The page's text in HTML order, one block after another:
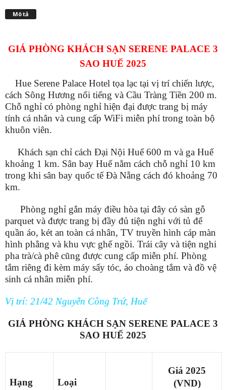
Mô tả
GIÁ PHÒNG KHÁCH SẠN SERENE PALACE 3
SAO HUẾ 2025
Hue Serene Palace Hotel tọa lạc tại vị trí chiến lược,
cách Sông Hương nổi tiếng và Cầu Tràng Tiền 200 m.
Chỗ nghỉ có phòng nghỉ hiện đại được trang bị máy
tính cá nhân và cung cấp WiFi miễn phí trong toàn bộ
khuôn viên.
Khách sạn chỉ cách Đại Nội Huế 600 m và ga Huế
khoảng 1 km. Sân bay Huế nằm cách chỗ nghỉ 10 km
trong khi sân bay quốc tế Đà Nẵng cách đó khoảng 70
km.
Phòng nghỉ gắn máy điều hòa tại đây có sàn gỗ
parquet và được trang bị đầy đủ tiện nghi với tủ để
quần áo, két an toàn cá nhân, TV truyền hình cáp màn
hình phẳng và khu vực ghế ngồi. Trái cây và tiện nghi
pha trà/cà phê cũng được cung cấp miễn phí. Phòng
tắm riêng đi kèm máy sấy tóc, áo choàng tắm và đồ vệ
sinh cá nhân miễn phí.
Vị trí: 21/42 Nguyễn Công Trứ, Huế
GIÁ PHÒNG KHÁCH SẠN SERENE PALACE 3
SAO HUẾ 2025
Hạng
Loại
Giá 2025
(VND)